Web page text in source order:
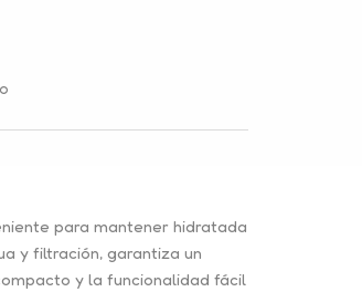
para mantener hidratada
y filtración, garantiza un
y la funcionalidad fácil